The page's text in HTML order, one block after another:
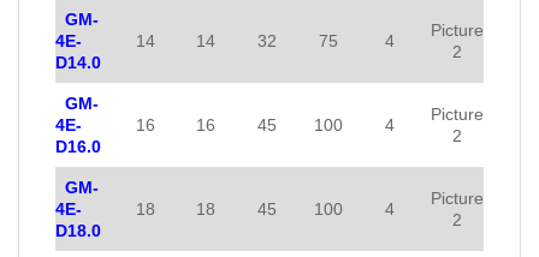
GM-
4E-
D14.0
14 14 32 75 4
Picture
2
GM-
4E-
D16.0
16 16 45 100 4
Picture
2
GM-
4E-
D18.0
18 18 45 100 4
Picture
2